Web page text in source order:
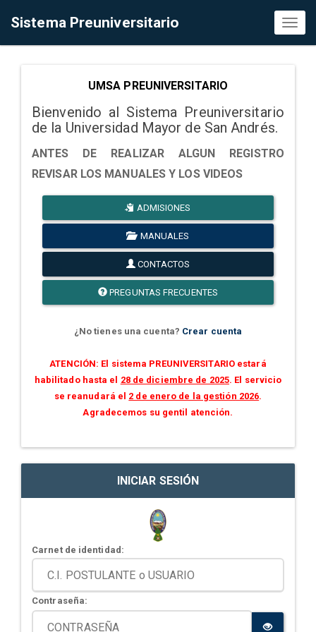
Sistema Preuniversitario
UMSA PREUNIVERSITARIO
Bienvenido al Sistema Preuniversitario
de la Universidad Mayor de San Andrés.
ANTES DE REALIZAR ALGUN REGISTRO
REVISAR LOS MANUALES Y LOS VIDEOS
ADMISIONES
MANUALES
CONTACTOS
PREGUNTAS FRECUENTES
¿No tienes una cuenta? Crear cuenta
ATENCIÓN: El sistema PREUNIVERSITARIO estará
habilitado hasta el 28 de diciembre de 2025. El servicio
se reanudará el 2 de enero de la gestión 2026.
Agradecemos su gentil atención.
INICIAR SESIÓN
Carnet de identidad:
Contraseña: